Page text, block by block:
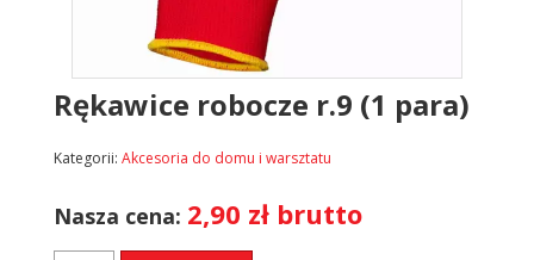
Rękawice robocze r.9 (1 para)
Kategorii: Akcesoria do domu i warsztatu
Nasza cena: 2,90 zł brutto